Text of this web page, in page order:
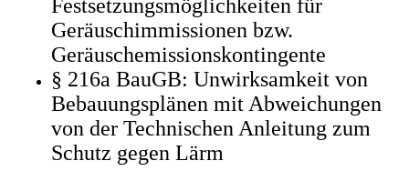
Festsetzungsmöglichkeiten für
Geräuschimmissionen bzw.
Geräuschemissionskontingente
§ 216a BauGB: Unwirksamkeit von
Bebauungsplänen mit Abweichungen
von der Technischen Anleitung zum
Schutz gegen Lärm